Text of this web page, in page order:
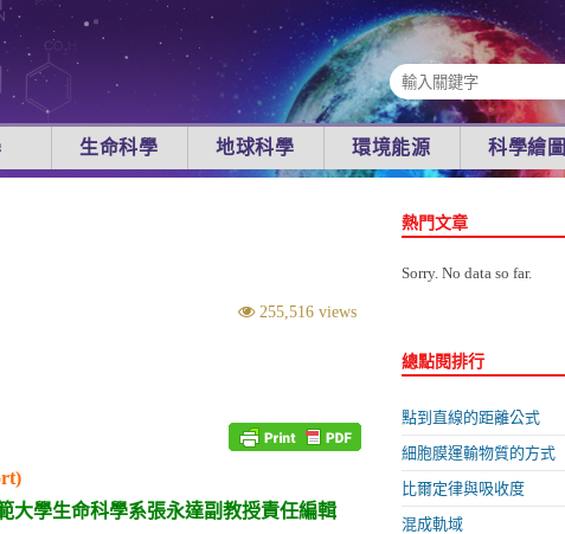
生命科學 地球科學 環境能源 科學繪圖
255,516 views
大學生命科學系張永達副教授責任編輯
熱門文章
Sorry. No data so far.
總點閱排行
點到直線的距離公式
細胞膜運輸物質的方式
比爾定律與吸收度
混成軌域